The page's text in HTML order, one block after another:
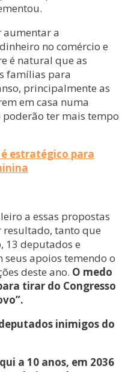
aumentar a
no comércio e
é natural que as
famílias para
principalmente as
em casa numa
ter mais tempo
estratégico para
a essas propostas
tanto que
13 deputados e
apoios temendo o
deste ano. O medo
tirar do Congresso
inimigos do
a 10 anos, em 2036